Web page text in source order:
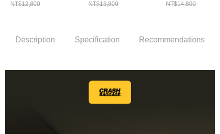
NT$12,800 NT$13,800 NT$14,800
Description Specification Recommendations